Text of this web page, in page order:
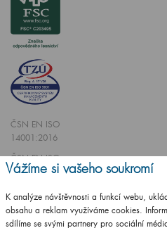
ČSN EN ISO
14001:2016
ČSN EN ISO
9001:2016
Vážíme si vašeho soukromí
K analýze návštěvnosti a funkcí webu,
obsahu a reklam využíváme cookies.
sdílíme se svými partnery pro sociální